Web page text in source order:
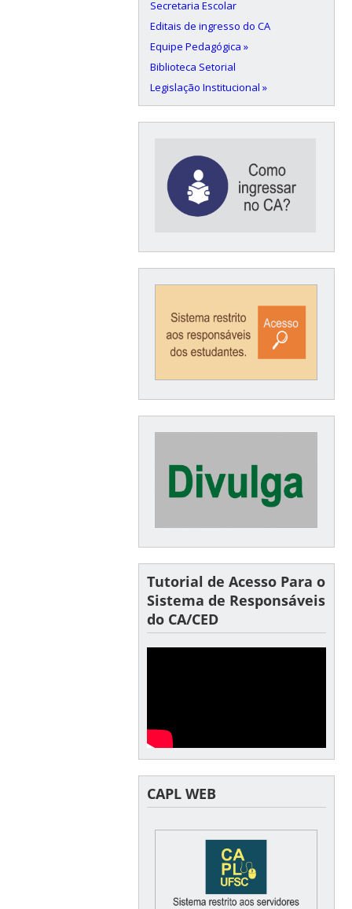
Secretaria Escolar
Editais de ingresso do CA
Equipe Pedagógica »
Biblioteca Setorial
Legislação Institucional »
Tutorial de Acesso Para o
Sistema de Responsáveis
do CA/CED
CAPL WEB